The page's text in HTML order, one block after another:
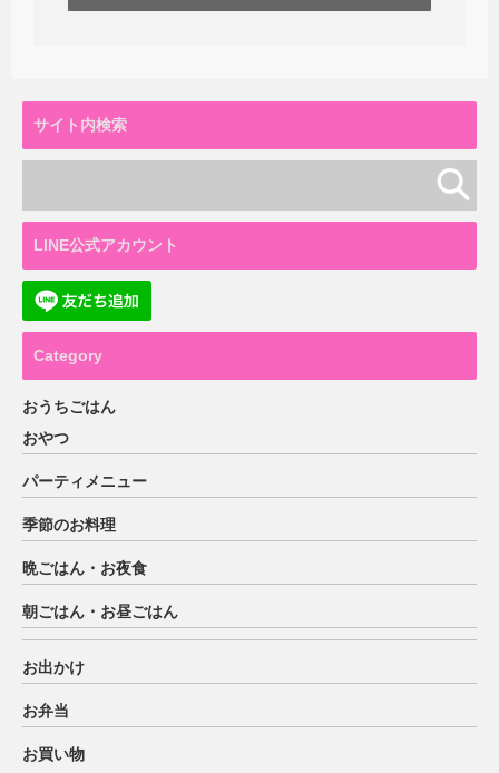
サイト内検索
LINE公式アカウント
Category
おうちごはん
おやつ
パーティメニュー
季節のお料理
晩ごはん・お夜食
朝ごはん・お昼ごはん
お出かけ
お弁当
お買い物